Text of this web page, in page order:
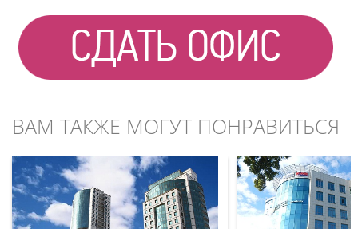
ВАМ ТАКЖЕ МОГУТ ПОНРАВИТЬСЯ